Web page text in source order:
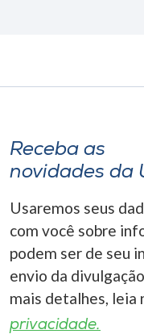
Receba as
novidades da
Usaremos seus
com você sobre
podem ser de seu
envio da
mais detalhes, leia
privacidade.